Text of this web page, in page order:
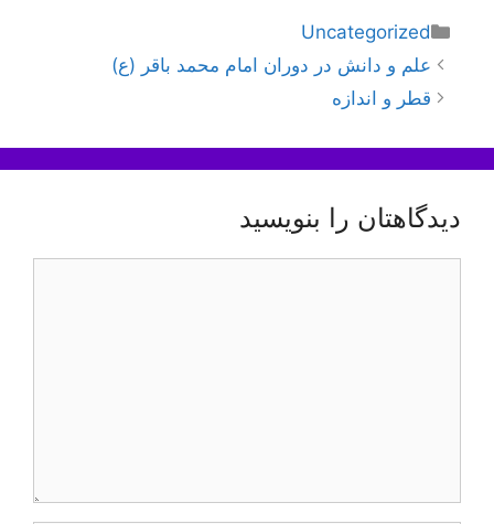
دسته‌ها
Uncategorized
ناوبری
نوشته‌ها
علم و دانش در دوران امام محمد باقر (ع)
قطر و اندازه
دیدگاهتان را بنویسید